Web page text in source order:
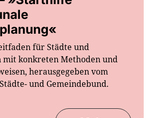
für Städte und
mit konkreten Methoden und
herausgegeben vom
und Gemeindebund.